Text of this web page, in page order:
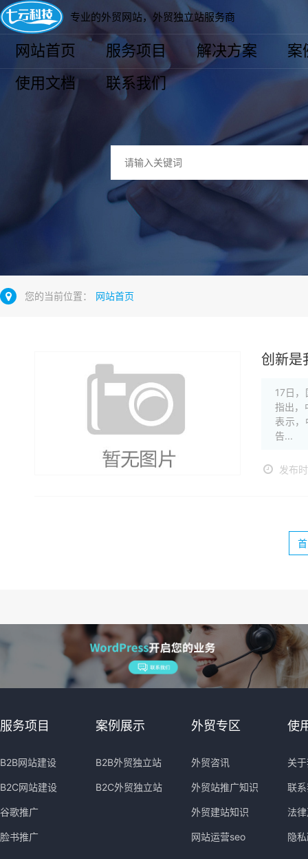
专业的外贸网站，外贸独立站服务商
网站首页 服务项目 解决方案
案
使用文档
联系我们
您的当前位置： 网站首页
创新是
17日
指出，
表示，
告...
发布
服务项目
B2B网站建设
B2C网站建设
谷歌推广
脸书推广
案例展示
B2B外贸独立站
B2C外贸独立站
外贸专区
外贸咨讯
外贸站推广知识
外贸建站知识
网站运营seo
使
关
联
法
隐